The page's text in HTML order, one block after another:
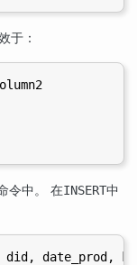
于：
令中。 在INSERT中
did, date_prod,